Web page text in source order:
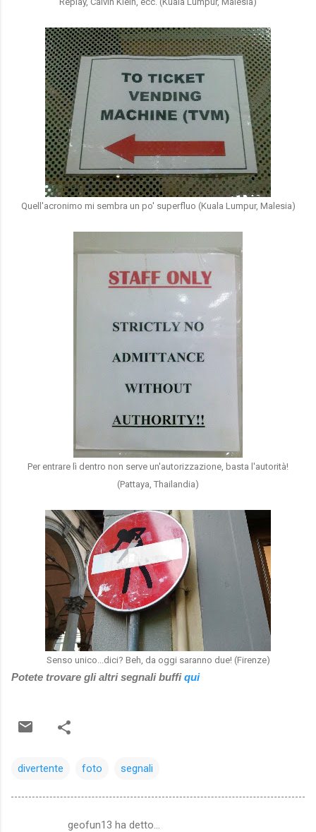
Quell'acronimo mi sembra un po' superfluo (Kuala Lumpur, Malesia)
Per entrare lì dentro non serve un'autorizzazione, basta l'autorità!
(Pattaya, Thailandia)
Senso unico...dici? Beh, da oggi saranno due! (Firenze)
Potete trovare gli altri segnali buffiqui
divertente foto segnali
geofun13 ha detto…